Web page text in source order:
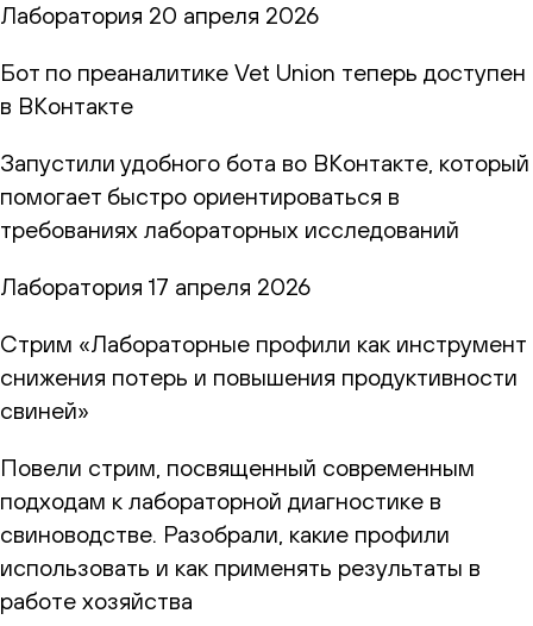
Лаборатория 20 апреля 2026
Бот по преаналитике Vet Union теперь доступен
в ВКонтакте
Запустили удобного бота во ВКонтакте, который
помогает быстро ориентироваться в
требованиях лабораторных исследований
Лаборатория 17 апреля 2026
Стрим «Лабораторные профили как инструмент
снижения потерь и повышения продуктивности
свиней»
Повели стрим, посвященный современным
подходам к лабораторной диагностике в
свиноводстве. Разобрали, какие профили
использовать и как применять результаты в
работе хозяйства